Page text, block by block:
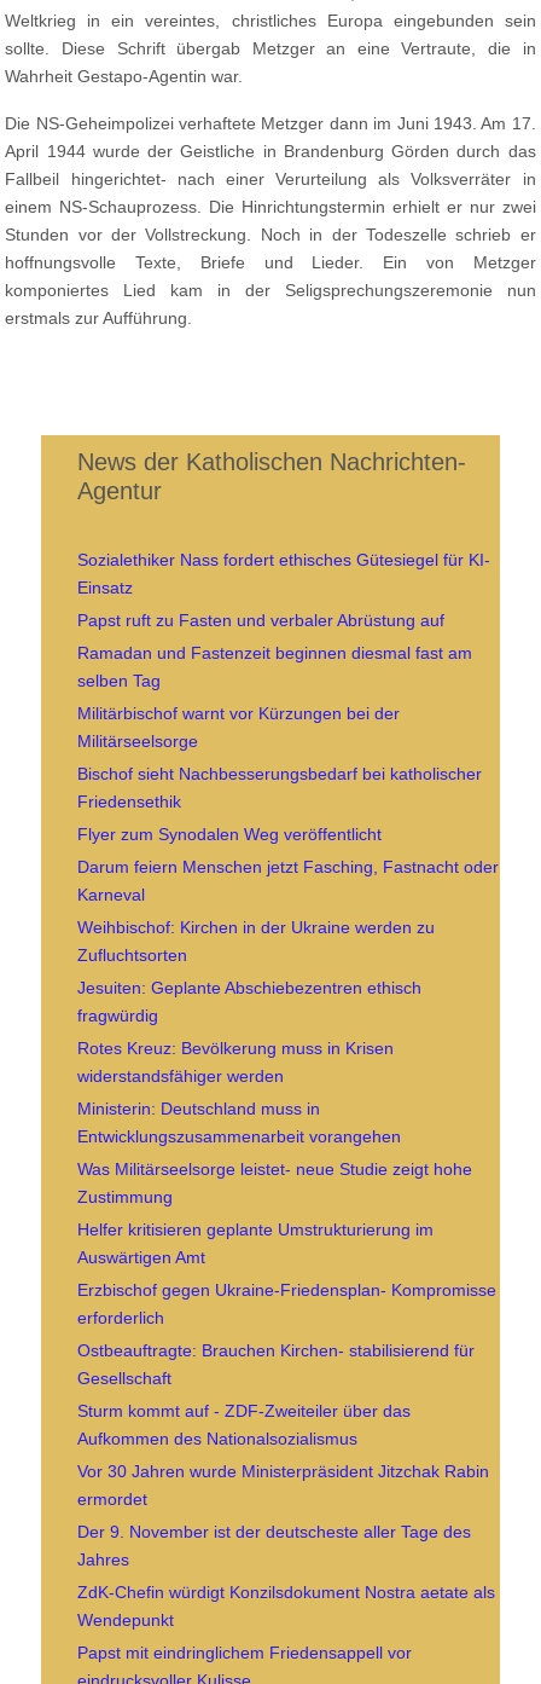
Weltkrieg in ein vereintes, christliches Europa eingebunden sein
sollte. Diese Schrift übergab Metzger an eine Vertraute, die in
Wahrheit Gestapo-Agentin war.
Die NS-Geheimpolizei verhaftete Metzger dann im Juni 1943. Am 17.
April 1944 wurde der Geistliche in Brandenburg Görden durch das
Fallbeil hingerichtet- nach einer Verurteilung als Volksverräter in
einem NS-Schauprozess. Die Hinrichtungstermin erhielt er nur zwei
Stunden vor der Vollstreckung. Noch in der Todeszelle schrieb er
hoffnungsvolle Texte, Briefe und Lieder. Ein von Metzger
komponiertes Lied kam in der Seligsprechungszeremonie nun
erstmals zur Aufführung.
News der Katholischen Nachrichten-
Agentur
Sozialethiker Nass fordert ethisches Gütesiegel für KI-
Einsatz
Papst ruft zu Fasten und verbaler Abrüstung auf
Ramadan und Fastenzeit beginnen diesmal fast am
selben Tag
Militärbischof warnt vor Kürzungen bei der
Militärseelsorge
Bischof sieht Nachbesserungsbedarf bei katholischer
Friedensethik
Flyer zum Synodalen Weg veröffentlicht
Darum feiern Menschen jetzt Fasching, Fastnacht oder
Karneval
Weihbischof: Kirchen in der Ukraine werden zu
Zufluchtsorten
Jesuiten: Geplante Abschiebezentren ethisch
fragwürdig
Rotes Kreuz: Bevölkerung muss in Krisen
widerstandsfähiger werden
Ministerin: Deutschland muss in
Entwicklungszusammenarbeit vorangehen
Was Militärseelsorge leistet- neue Studie zeigt hohe
Zustimmung
Helfer kritisieren geplante Umstrukturierung im
Auswärtigen Amt
Erzbischof gegen Ukraine-Friedensplan- Kompromisse
erforderlich
Ostbeauftragte: Brauchen Kirchen- stabilisierend für
Gesellschaft
Sturm kommt auf - ZDF-Zweiteiler über das
Aufkommen des Nationalsozialismus
Vor 30 Jahren wurde Ministerpräsident Jitzchak Rabin
ermordet
Der 9. November ist der deutscheste aller Tage des
Jahres
ZdK-Chefin würdigt Konzilsdokument Nostra aetate als
Wendepunkt
Papst mit eindringlichem Friedensappell vor